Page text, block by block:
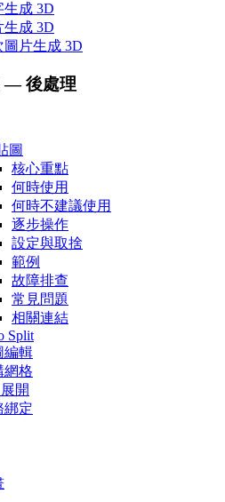
生成 3D
生成 3D
圖片生成 3D
— 後處理
圖
核心重點
何時使用
何時不建議使用
逐步操作
設定與取捨
範例
故障排查
常見問題
相關連結
Split
編輯
網格
開
綁定